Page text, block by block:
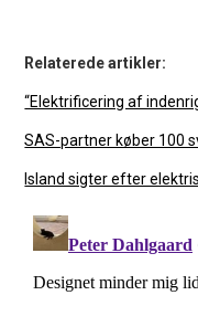
Relaterede artikler:
“Elektrificering af
SAS-partner køber 100
Island sigter efter